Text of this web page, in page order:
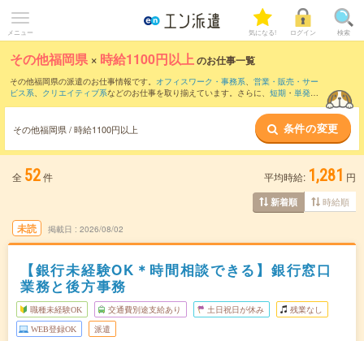
メニュー 気になる! ログイン 検索
その他福岡県 × 時給1100円以上のお仕事一覧
その他福岡県の派遣のお仕事情報です。 オフィスワーク・事務系、 営業・販売・サー
ビス系、 クリエイティブ系などのお仕事を取り揃えています。さらに、 短期 ・ 単発な
その他福岡県 / 時給1100円以上 条件の変更
全 52件 平均時給: 1,281 円
新着順 時給順
未読 掲載日 2026/08/02
【銀行未経験OK＊時間相談できる】銀行窓口
業務と後方事務
職種未経験OK 交通費別途支給あり 土日祝日が休み 残業なし
WEB登録OK 派遣